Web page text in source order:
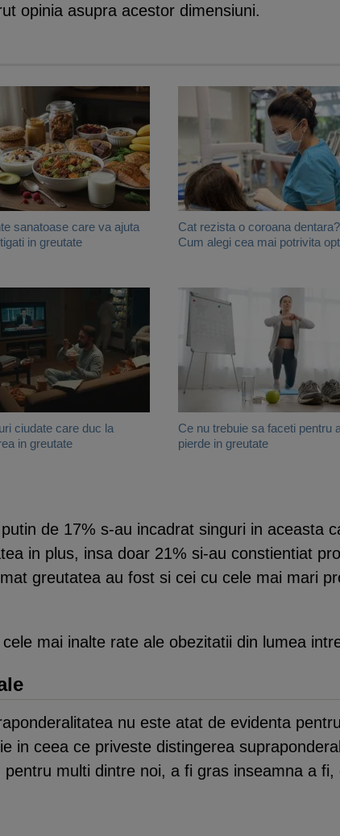
opinia asupra acestor dimensiuni.
sanatoase care va ajuta
in greutate
Cat rezista o coroana dentara?
Cum alegi cea mai potrivita
ciudate care duc la
in greutate
Ce nu trebuie sa faceti pentru a
pierde in greutate
de 17% s-au incadrat singuri in aceasta
in plus, insa doar 21% si-au constientiat
greutatea au fost si cei cu cele mai mari
mai inalte rate ale obezitatii din lumea
nu este atat de evidenta
in ceea ce priveste distingerea
pentru multi dintre noi, a fi gras inseamna a fi,